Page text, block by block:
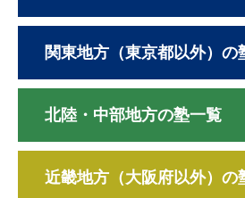
関東地方（東京都以外）の
北陸・中部地方の塾一覧
近畿地方（大阪府以外）の